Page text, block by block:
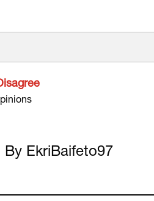
By EkriBaifeto97